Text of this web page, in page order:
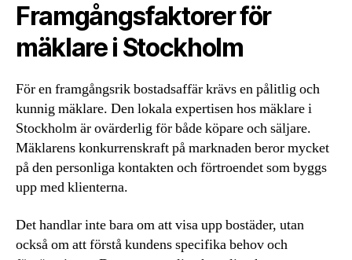
Framgångsfaktorer för
mäklare i Stockholm
För en framgångsrik bostadsaffär krävs en pålitlig och
kunnig mäklare. Den lokala expertisen hos mäklare i
Stockholm är ovärderlig för både köpare och säljare.
Mäklarens konkurrenskraft på marknaden beror mycket
på den personliga kontakten och förtroendet som byggs
upp med klienterna.
Det handlar inte bara om att visa upp bostäder, utan
också om att förstå kundens specifika behov och